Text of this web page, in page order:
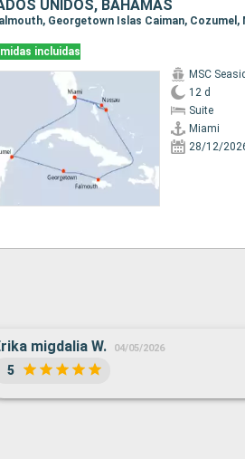
UNIDOS, BAHAMAS
incluidas
MSC
12 d
Suite
Miami
28/12/
migdalia W. 04/05/2026
5